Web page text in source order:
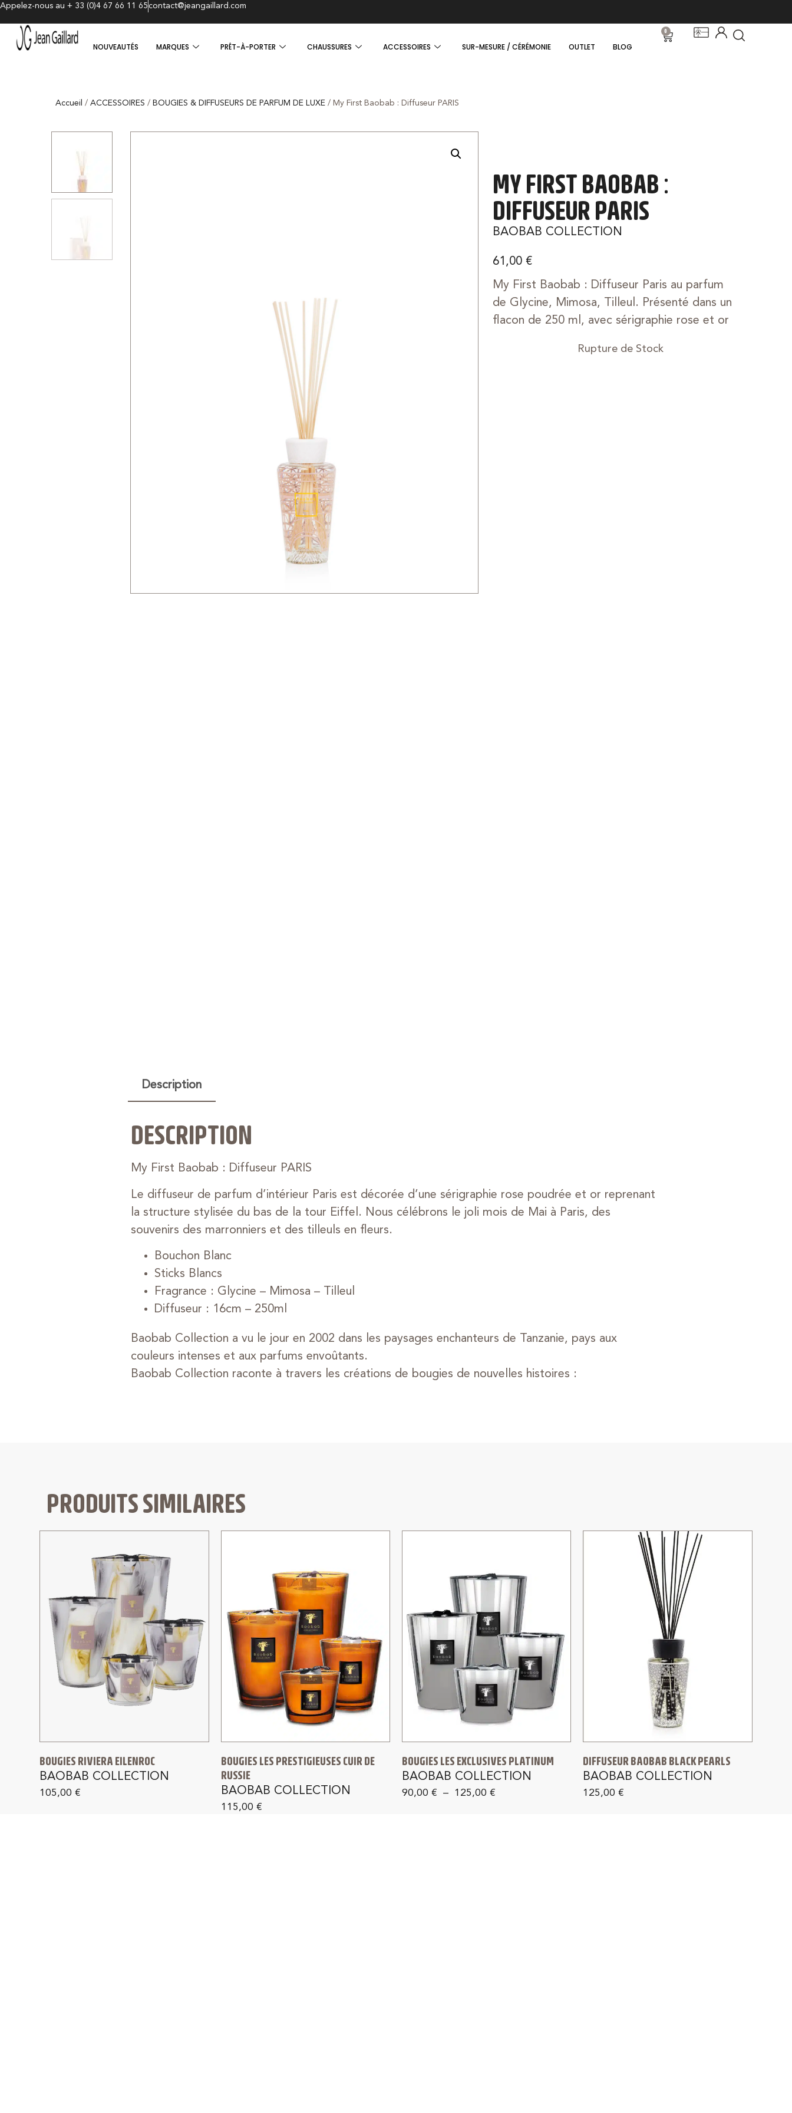
Appelez-nous au + 33 (0)4 67 66 11 65contact@jeangaillard.com
NOUVEAUTÉS MARQUES PRÊT-À-PORTER CHAUSSURES ACCESSOIRES SUR-MESURE / CÉRÉMONIE OUTLET BLOG
0
Accueil /ACCESSOIRES / BOUGIES & DIFFUSEURS DE PARFUM DE LUXE / My First Baobab : Diffuseur PARIS
MY FIRST BAOBAB :
DIFFUSEUR PARIS
BAOBAB COLLECTION
61,00 €
My First Baobab : Diffuseur Paris au parfum
de Glycine, Mimosa, Tilleul. Présenté dans un
flacon de 250 ml, avec sérigraphie rose et or
Description
DESCRIPTION
My First Baobab : Diffuseur PARIS
Le diffuseur de parfum d’intérieur Paris est décorée d’une sérigraphie rose poudrée et or reprenant
la structure stylisée du bas de la tour Eiffel. Nous célébrons le joli mois de Mai à Paris, des
souvenirs des marronniers et des tilleuls en fleurs.
Bouchon Blanc
Sticks Blancs
Fragrance : Glycine – Mimosa – Tilleul
Diffuseur : 16cm – 250ml
Baobab Collection a vu le jour en 2002 dans les paysages enchanteurs de Tanzanie, pays aux
couleurs intenses et aux parfums envoûtants.
Baobab Collection raconte à travers les créations de bougies de nouvelles histoires :
PRODUITS SIMILAIRES
BOUGIES RIVIERA EILENROC
BAOBAB COLLECTION
105,00€
BOUGIES LES PRESTIGIEUSES CUIR DE
RUSSIE
BAOBAB COLLECTION
115,00 €
BOUGIES LES EXCLUSIVES PLATINUM
BAOBAB COLLECTION
90,00 € – 125,00 €
DIFFUSEUR BAOBAB BLACK PEARLS
BAOBAB COLLECTION
125,00€